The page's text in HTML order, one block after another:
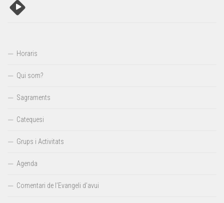
Horaris
Qui som?
Sagraments
Catequesi
Grups i Activitats
Agenda
Comentari de l’Evangeli d’avui